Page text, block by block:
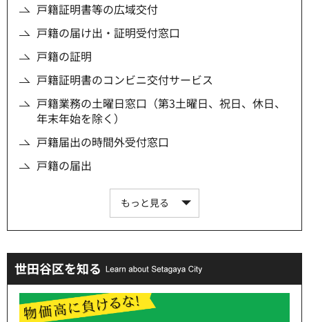
戸籍証明書等の広域交付
戸籍の届け出・証明受付窓口
戸籍の証明
戸籍証明書のコンビニ交付サービス
戸籍業務の土曜日窓口（第3土曜日、祝日、休日、
年末年始を除く）
戸籍届出の時間外受付窓口
戸籍の届出
もっと見る
世田谷区を知る